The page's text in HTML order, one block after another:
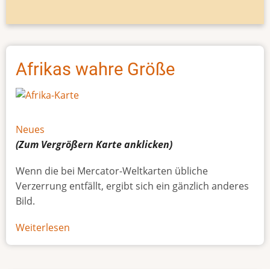
Afrikas wahre Größe
Neues
(Zum Vergrößern Karteanklicken)
Wenn die bei Mercator-Weltkarten übliche
Verzerrung entfällt, ergibt sich ein gänzlich anderes
Bild.
Weiterlesen
Afrikas